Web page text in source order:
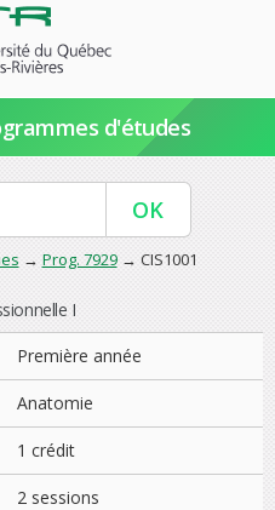
d'études
→ Prog. 7929→ CIS1001
I
Première année
Anatomie
1 crédit
2 sessions